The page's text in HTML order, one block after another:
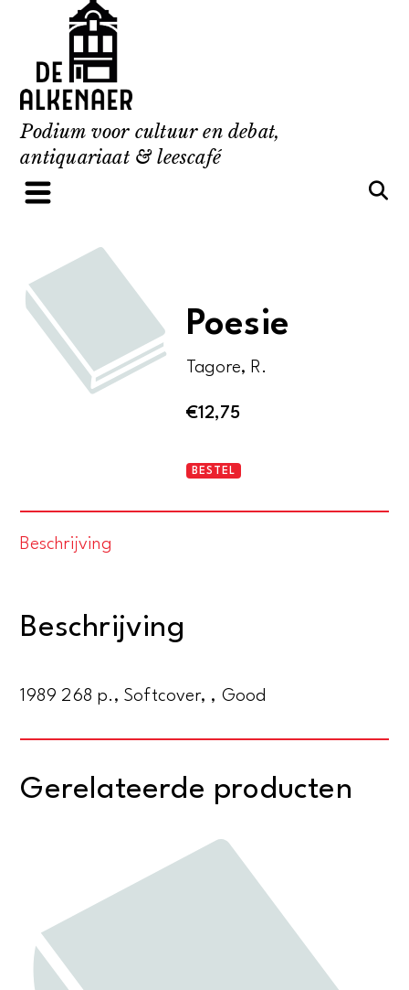
content
Podium voor cultuur en debat,
antiquariaat & leescafé
Poesie
Tagore, R.
€12,75
Poesie
BESTEL
Beschrijving
Beschrijving
1989 268 p., Softcover, , Good
Gerelateerde producten